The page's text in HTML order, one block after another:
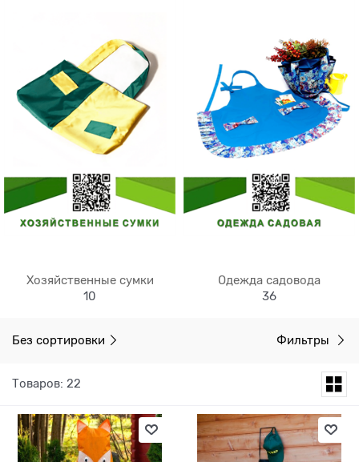
Хозяйственные сумки
10
Одежда садовода
36
Без сортировки Фильтры
Товаров: 22